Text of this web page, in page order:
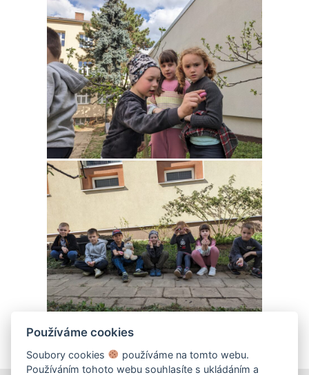
Používáme cookies
Soubory cookies
používáme na tomto webu.
Používáním tohoto webu souhlasíte s ukládáním a